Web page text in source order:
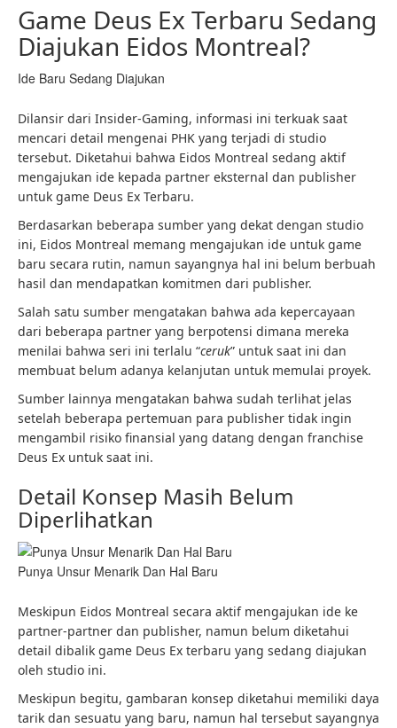
Game Deus Ex Terbaru Sedang
Diajukan Eidos Montreal?
Ide Baru Sedang Diajukan
Dilansir dari Insider-Gaming, informasi ini terkuak saat
mencari detail mengenai PHK yang terjadi di studio
tersebut. Diketahui bahwa Eidos Montreal sedang aktif
mengajukan ide kepada partner eksternal dan publisher
untuk game Deus Ex Terbaru.
Berdasarkan beberapa sumber yang dekat dengan studio
ini, Eidos Montreal memang mengajukan ide untuk game
baru secara rutin, namun sayangnya hal ini belum berbuah
hasil dan mendapatkan komitmen dari publisher.
Salah satu sumber mengatakan bahwa ada kepercayaan
dari beberapa partner yang berpotensi dimana mereka
menilai bahwa seri ini terlalu “ceruk” untuk saat ini dan
membuat belum adanya kelanjutan untuk memulai proyek.
Sumber lainnya mengatakan bahwa sudah terlihat jelas
setelah beberapa pertemuan para publisher tidak ingin
mengambil risiko finansial yang datang dengan franchise
Deus Ex untuk saat ini.
Detail Konsep Masih Belum
Diperlihatkan
Punya Unsur Menarik Dan Hal Baru
Meskipun Eidos Montreal secara aktif mengajukan ide ke
partner-partner dan publisher, namun belum diketahui
detail dibalik game Deus Ex terbaru yang sedang diajukan
oleh studio ini.
Meskipun begitu, gambaran konsep diketahui memiliki daya
tarik dan sesuatu yang baru, namun hal tersebut sayangnya